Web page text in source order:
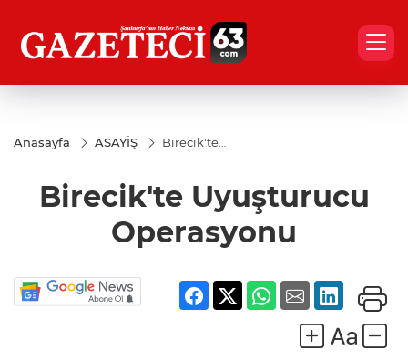
Anasayfa ASAYİŞ
Birecik'te
Birecik'te Uyuşturucu
Operasyonu